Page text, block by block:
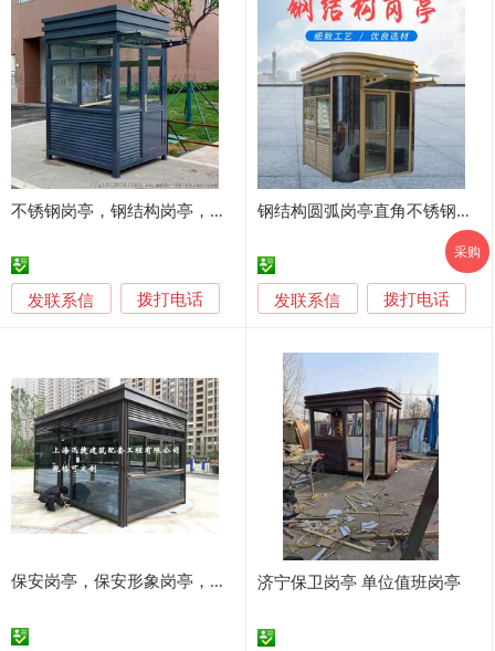
不锈钢岗亭，钢结构岗亭，保安岗亭
发联系信 拨打电话
钢结构圆弧岗亭直角不锈钢岗亭厂房门卫室小区保安亭
发联系信 拨打电话
保安岗亭，保安形象岗亭，小区大门岗亭 济宁保卫岗亭 单位值班岗亭
采购